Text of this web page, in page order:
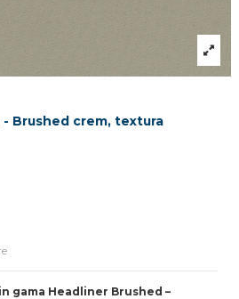
Brushed crem, textura
gama Headliner Brushed –